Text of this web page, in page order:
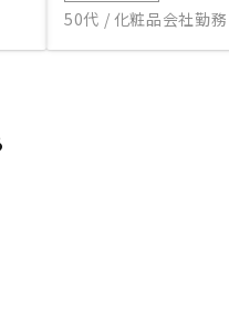
50代 / 化粧品会社勤務